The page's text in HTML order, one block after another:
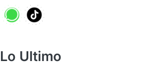
Lo Ultimo